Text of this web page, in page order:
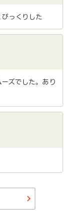
っくりした
ズでした。あり